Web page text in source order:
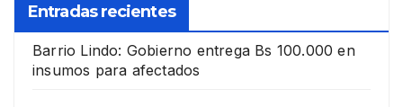
Entradas recientes
Barrio Lindo: Gobierno entrega Bs 100.000 en
insumos para afectados